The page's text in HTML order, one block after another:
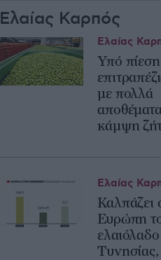
Ελαίας Καρπός
Υπό
με πολλά
κάμψη
Ελαίας
Καλπάζει
Ευρώπη
Ελαίας